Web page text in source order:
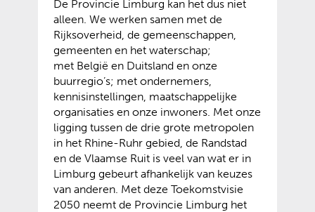
De Provincie Limburg kan het dus niet
alleen. We werken samen met de
Rijksoverheid, de gemeenschappen,
gemeenten en het waterschap;
met België en Duitsland en onze
buurregio’s; met ondernemers,
kennisinstellingen, maatschappelijke
organisaties en onze inwoners. Met onze
ligging tussen de drie grote metropolen
in het Rhine-Ruhr gebied, de Randstad
en de Vlaamse Ruit is veel van wat er in
Limburg gebeurt afhankelijk van keuzes
van anderen. Met deze Toekomstvisie
2050 neemt de Provincie Limburg het